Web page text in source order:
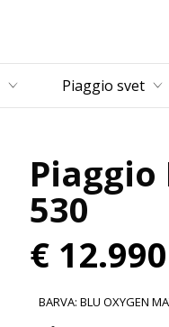
Piaggio svet
Piaggio
530
€ 12.990
BARVA:BLU OXYGEN